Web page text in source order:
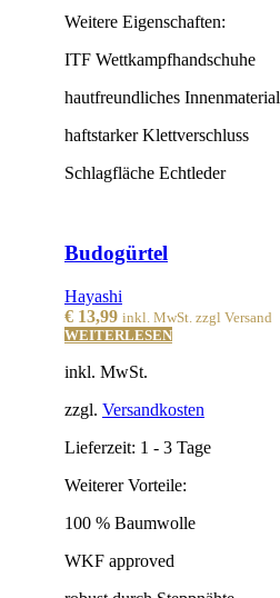
Weitere Eigenschaften:
ITF Wettkampfhandschuhe
hautfreundliches Innenmaterial
haftstarker Klettverschluss
Schlagfläche Echtleder
Budogürtel
Hayashi
€ 13,99 inkl. MwSt. zzgl Versand
WEITERLESEN
inkl. MwSt.
zzgl. Versandkosten
Lieferzeit: 1 - 3 Tage
Weiterer Vorteile:
100 % Baumwolle
WKF approved